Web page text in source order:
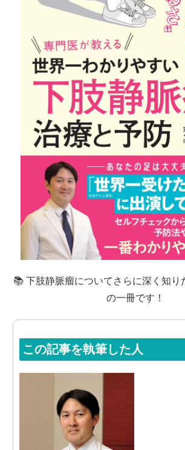
📚 下肢静脈瘤についてさらに深く知り
の一冊です！
この記事を執筆した人